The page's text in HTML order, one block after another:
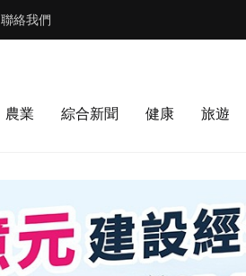
聯絡我們
農業 綜合新聞 健康 旅遊